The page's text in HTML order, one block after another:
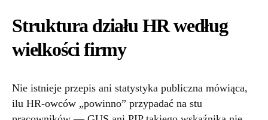
Struktura działu HR według
wielkości firmy
Nie istnieje przepis ani statystyka publiczna mówiąca,
ilu HR-owców „powinno” przypadać na stu